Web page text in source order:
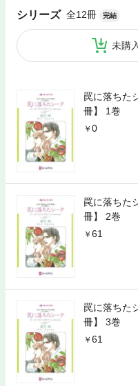
シリーズ 全12冊 完結
未購
罠に落ちた
冊】 1巻
0
罠に落ちた
冊】 2巻
61
罠に落ちた
冊】 3巻
61